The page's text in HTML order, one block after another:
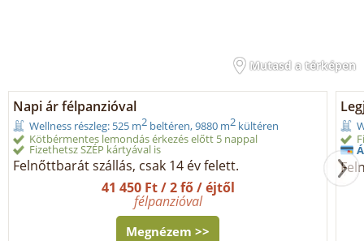
Mutasd a térképen
Napi ár félpanzióval
Wellness részleg: 525 m2 beltéren, 9880 m2 kültéren
Kötbérmentes lemondás érkezés előtt 5 nappal
Fizethetsz SZÉP kártyával is
Felnőttbarát szállás, csak 14 év felett.
41 450 Ft / 2 fő / éjtől
félpanzióval
Megnézem >>